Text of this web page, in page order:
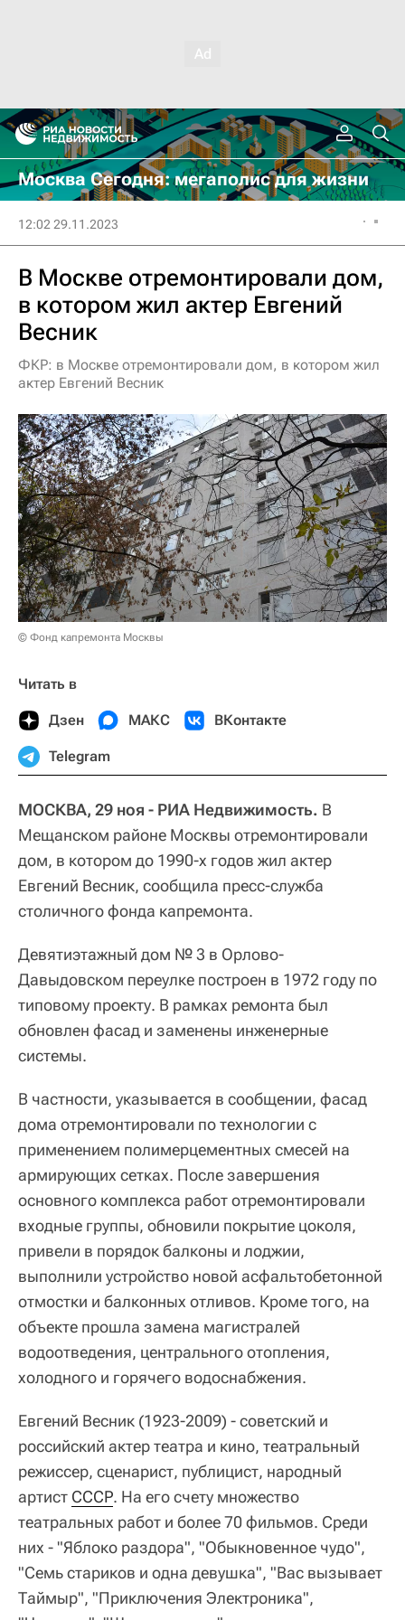
Москва Сегодня: мегаполис для жизни
12:02 29.11.2023
В Москве отремонтировали дом,
в котором жил актер Евгений
Весник
ФКР: в Москве отремонтировали дом, в котором жил
актер Евгений Весник
© Фонд капремонта Москвы
Читать в
Дзен МАКС ВКонтакте
Telegram
МОСКВА, 29 ноя - РИА Недвижимость. В
Мещанском районе Москвы отремонтировали
дом, в котором до 1990-х годов жил актер
Евгений Весник, сообщила пресс-служба
столичного фонда капремонта.
Девятиэтажный дом № 3 в Орлово-
Давыдовском переулке построен в 1972 году по
типовому проекту. В рамках ремонта был
обновлен фасад и заменены инженерные
системы.
В частности, указывается в сообщении, фасад
дома отремонтировали по технологии с
применением полимерцементных смесей на
армирующих сетках. После завершения
основного комплекса работ отремонтировали
входные группы, обновили покрытие цоколя,
привели в порядок балконы и лоджии,
выполнили устройство новой асфальтобетонной
отмостки и балконных отливов. Кроме того, на
объекте прошла замена магистралей
водоотведения, центрального отопления,
холодного и горячего водоснабжения.
Евгений Весник (1923-2009) - советский и
российский актер театра и кино, театральный
режиссер, сценарист, публицист, народный
артист СССР. На его счету множество
театральных работ и более 70 фильмов. Среди
них - "Яблоко раздора", "Обыкновенное чудо",
"Семь стариков и одна девушка", "Вас вызывает
Таймыр", "Приключения Электроника",